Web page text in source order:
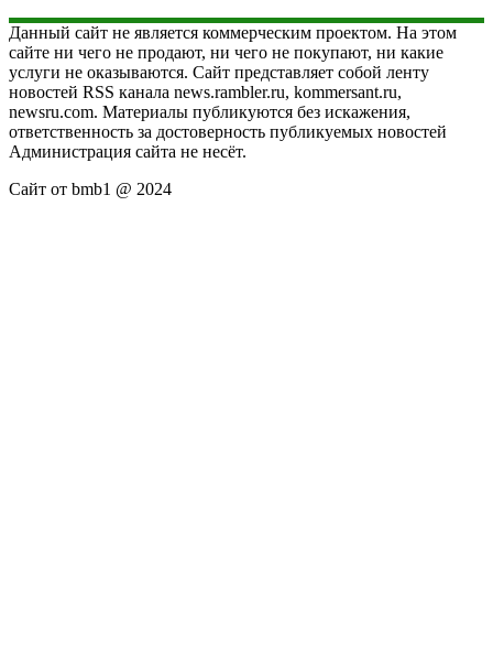
Данный сайт не является коммерческим проектом. На этом
сайте ни чего не продают, ни чего не покупают, ни какие
услуги не оказываются. Сайт представляет собой ленту
новостей RSS канала news.rambler.ru, kommersant.ru,
newsru.com. Материалы публикуются без искажения,
ответственность за достоверность публикуемых новостей
Администрация сайта не несёт.
Сайт от bmb1 @ 2024